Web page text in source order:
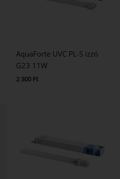
AquaForte UVC PL-S izzó
G23 11W
2 300 Ft